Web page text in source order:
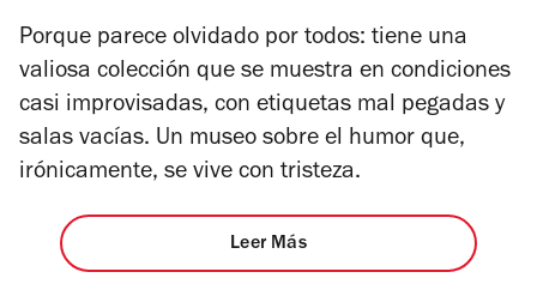
Porque parece olvidado por todos: tiene una
valiosa colección que se muestra en condiciones
casi improvisadas, con etiquetas mal pegadas y
salas vacías. Un museo sobre el humor que,
irónicamente, se vive con tristeza.
Leer Más